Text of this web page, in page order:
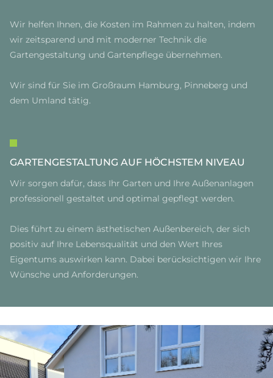
Wir helfen Ihnen, die Kosten im Rahmen zu halten, indem
wir zeitsparend und mit moderner Technik die
Gartengestaltung und Gartenpflege übernehmen.
Wir sind für Sie im Großraum Hamburg, Pinneberg und
dem Umland tätig.
GARTENGESTALTUNG AUF HÖCHSTEM NIVEAU
Wir sorgen dafür, dass Ihr Garten und Ihre Außenanlagen
professionell gestaltet und optimal gepflegt werden.
Dies führt zu einem ästhetischen Außenbereich, der sich
positiv auf Ihre Lebensqualität und den Wert Ihres
Eigentums auswirken kann. Dabei berücksichtigen wir Ihre
Wünsche und Anforderungen.